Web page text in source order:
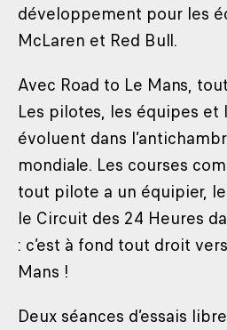
développement pour les
McLaren et Red Bull.
Avec Road to Le Mans,
Les pilotes, les équipes
évoluent dans
mondiale. Les courses
tout pilote a un équipier,
le Circuit des 24 Heures
: c’est à fond tout droit
Mans !
Deux séances d’essais